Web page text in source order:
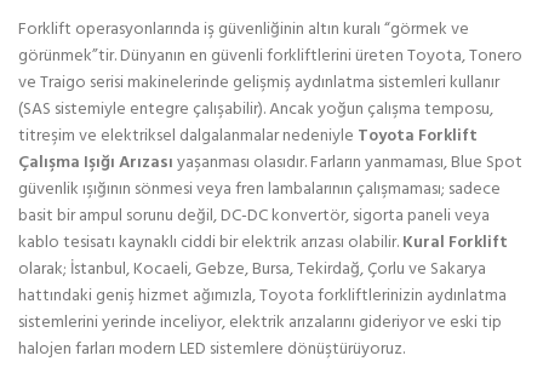
Forklift operasyonlarında iş güvenliğinin altın kuralı “görmek ve
görünmek”tir. Dünyanın en güvenli forkliftlerini üreten Toyota, Tonero
ve Traigo serisi makinelerinde gelişmiş aydınlatma sistemleri kullanır
(SAS sistemiyle entegre çalışabilir). Ancak yoğun çalışma temposu,
titreşim ve elektriksel dalgalanmalar nedeniyle Toyota Forklift
Çalışma Işığı Arızasıyaşanması olasıdır. Farların yanmaması, Blue Spot
güvenlik ışığının sönmesi veya fren lambalarının çalışmaması; sadece
basit bir ampul sorunu değil, DC-DC konvertör, sigorta paneli veya
kablo tesisatı kaynaklı ciddi bir elektrik arızası olabilir.Kural Forklift
olarak; İstanbul, Kocaeli, Gebze, Bursa, Tekirdağ, Çorlu ve Sakarya
hattındaki geniş hizmet ağımızla, Toyota forkliftlerinizin aydınlatma
sistemlerini yerinde inceliyor, elektrik arızalarını gideriyor ve eski tip
halojen farları modern LED sistemlere dönüştürüyoruz.